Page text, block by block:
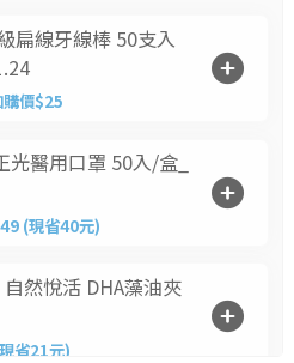
扁線牙線棒 50支入
價$25
光醫用口罩 50入/盒_
(現省40元)
自然悅活 DHA藻油夾
省21元)